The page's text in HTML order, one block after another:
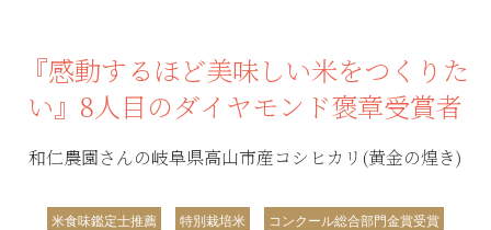
『感動するほど美味しい米をつくりた
い』8人目のダイヤモンド褒章受賞者
和仁農園さんの岐阜県高山市産コシヒカリ(黄金の煌き)
米食味鑑定士推薦 特別栽培米 コンクール総合部門金賞受賞